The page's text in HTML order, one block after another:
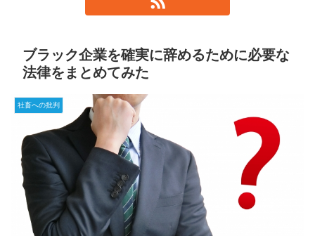
ブラック企業を確実に辞めるために必要な
法律をまとめてみた
社畜への批判